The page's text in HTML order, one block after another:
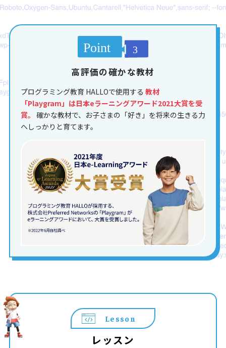
高評価の確かな教材
プログラミング教育 HALLOで使用する 教材
「Playgram」は日本eラーニングアワード2021大賞を受
賞。 確かな教材で、お子さまの「好き」を将来の生きる力
へしっかりと育てます。
Lesson
レッスン